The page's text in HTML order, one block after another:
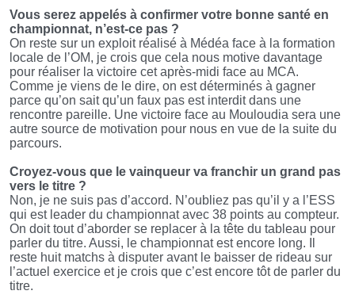
Vous serez appelés à confirmer votre bonne santé en
championnat, n’est-ce pas ?
On reste sur un exploit réalisé à Médéa face à la formation
locale de l’OM, je crois que cela nous motive davantage
pour réaliser la victoire cet après-midi face au MCA.
Comme je viens de le dire, on est déterminés à gagner
parce qu’on sait qu’un faux pas est interdit dans une
rencontre pareille. Une victoire face au Mouloudia sera une
autre source de motivation pour nous en vue de la suite du
parcours.
Croyez-vous que le vainqueur va franchir un grand pas
vers le titre ?
Non, je ne suis pas d’accord. N’oubliez pas qu’il y a l’ESS
qui est leader du championnat avec 38 points au compteur.
On doit tout d’aborder se replacer à la tête du tableau pour
parler du titre. Aussi, le championnat est encore long. Il
reste huit matchs à disputer avant le baisser de rideau sur
l’actuel exercice et je crois que c’est encore tôt de parler du
titre.